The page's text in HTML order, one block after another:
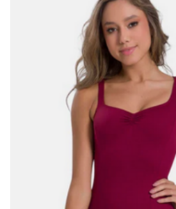
SPÉCIAUX- VENTE FINALE
PARTENARIAT